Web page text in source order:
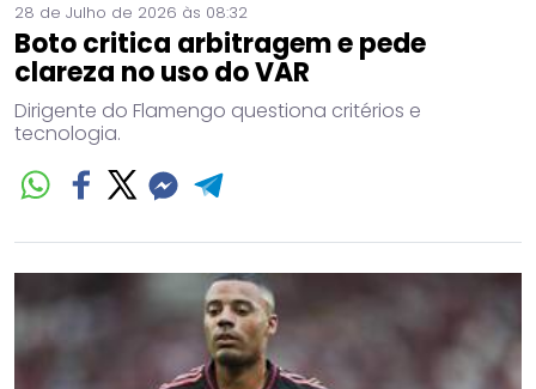
28 de Julho de 2026 às 08:32
Boto critica arbitragem e pede
clareza no uso do VAR
Dirigente do Flamengo questiona critérios e
tecnologia.